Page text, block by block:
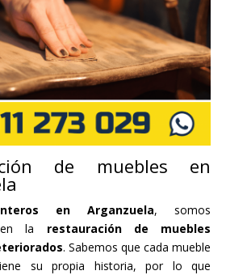
de muebles en
en Arganzuela, somos
en la restauración de muebles
. Sabemos que cada mueble
su propia historia, por lo que